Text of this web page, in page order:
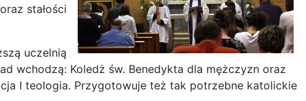
stałości
uczelnią
wchodzą: Koledż św. Benedykta dla mężczyzn oraz
I teologia. Przygotowuje też tak potrzebne katolickie